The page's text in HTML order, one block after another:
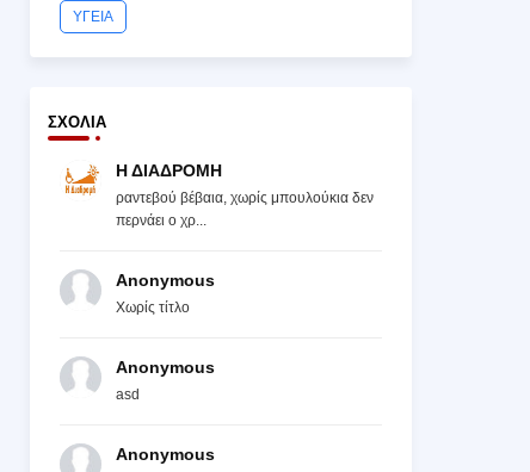
ΥΓΕΙΑ
ΣΧΌΛΙΑ
Η ΔΙΑΔΡΟΜΗ
ραντεβού βέβαια, χωρίς μπουλούκια δεν
περνάει ο χρ...
Anonymous
Χωρίς τίτλο
Anonymous
asd
Anonymous